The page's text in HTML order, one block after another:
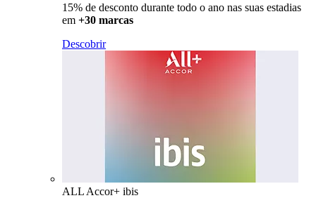
15% de desconto durante todo o ano nas suas estadias
em +30 marcas
Descobrir
ALL Accor+ ibis